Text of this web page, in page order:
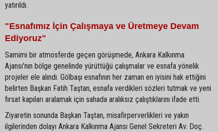
yatırıldı.
"Esnafımız İçin Çalışmaya ve Üretmeye Devam
Ediyoruz"
Samimi bir atmosferde geçen görüşmede, Ankara Kalkınma
Ajansı'nın bölge genelinde yürüttüğü çalışmalar ve esnafa yönelik
projeler ele alındı. Gölbaşı esnafının her zaman en iyisini hak ettiğini
belirten Başkan Fatih Taştan, esnafa verdikleri sözleri tutmak ve yeni
fırsat kapıları aralamak için sahada aralıksız çalıştıklarını ifade etti.
Ziyaretin sonunda Başkan Taştan, misafirperverlikleri ve yakın
ilgilerinden dolayı Ankara Kalkınma Ajansı Genel Sekreteri Av. Doç.